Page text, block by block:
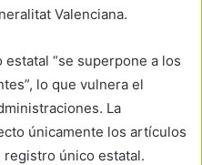
Valenciana.
“se superpone a los
lo que vulnera el
La
únicamente los artículos
único estatal.